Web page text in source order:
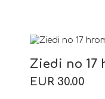
Ziedi no 17
EUR 30.00